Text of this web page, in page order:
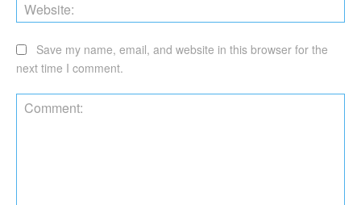
Save my name, email, and website in this browser for the
next time I comment.